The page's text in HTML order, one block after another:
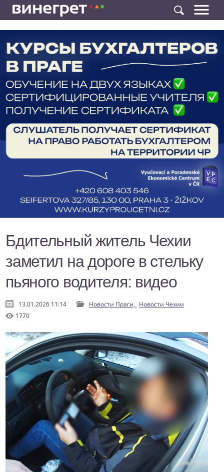
Бдительный житель Чехии
заметил на дороге в стельку
пьяного водителя: видео
13.01.2026 11:14 Новости Праги, Новости Чехии
1770